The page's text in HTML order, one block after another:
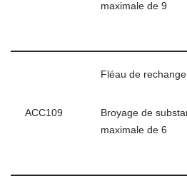
maximale de 9
ACC109
Fléau de
Broyage de
maximale de 6